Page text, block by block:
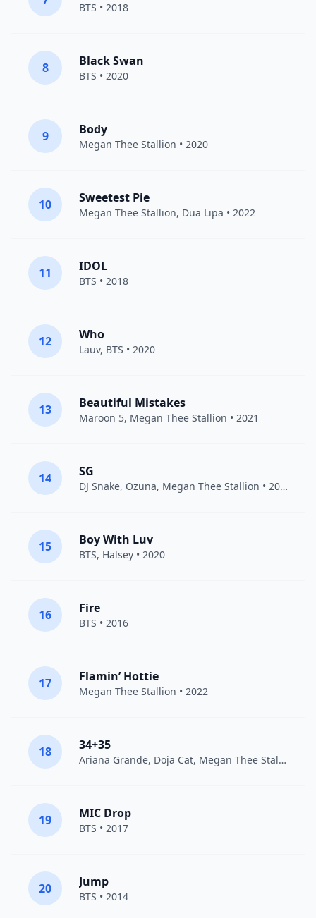
BTS • 2018
8 Black Swan
BTS • 2020
9 Body
Megan Thee Stallion • 2020
10 Sweetest Pie
Megan Thee Stallion, Dua Lipa • 2022
11 IDOL
BTS • 2018
12 Who
Lauv, BTS • 2020
13 Beautiful Mistakes
Maroon 5, Megan Thee Stallion • 2021
14 SG
DJ Snake, Ozuna, Megan Thee Stallion • 2021
15 Boy With Luv
BTS, Halsey • 2020
16 Fire
BTS • 2016
17 Flamin’ Hottie
Megan Thee Stallion • 2022
18 34+35
Ariana Grande, Doja Cat, Megan Thee Stallion
19 MIC Drop
BTS • 2017
20 Jump
BTS • 2014